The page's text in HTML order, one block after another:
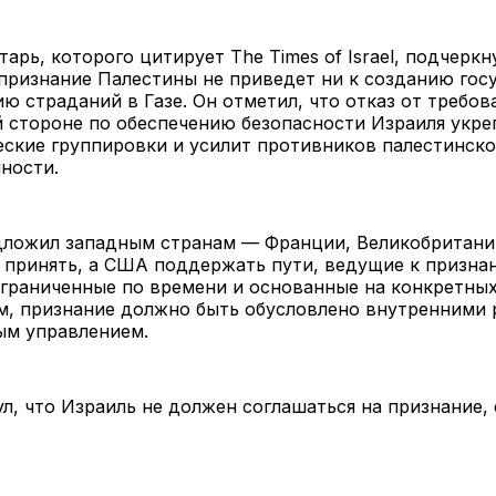
которого цитирует The Times of Israel,
Палестины не приведет ни к созданию
страданий в Газе. Он отметил, что отказ от
стороне по обеспечению безопасности Израиля
группировки и усилит противников
западным странам — Франции,
а США поддержать пути, ведущие к
по времени и основанные на
признание должно быть обусловлено
управлением.
что Израиль не должен соглашаться на признание,